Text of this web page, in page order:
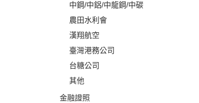
中鋼/中鋁/中龍鋼/中碳
農田水利會
漢翔航空
臺灣港務公司
台糖公司
其他
金融證照